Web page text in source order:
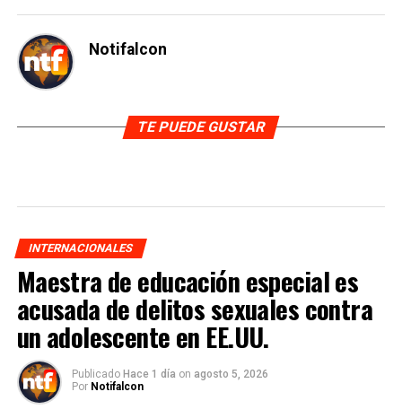
Notifalcon
TE PUEDE GUSTAR
INTERNACIONALES
Maestra de educación especial es
acusada de delitos sexuales contra
un adolescente en EE.UU.
Publicado Hace 1 día on agosto 5, 2026
Por Notifalcon